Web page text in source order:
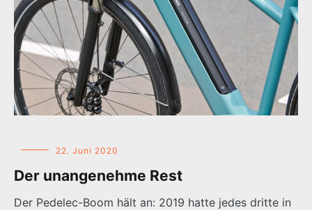
22. Juni 2020
Der unangenehme Rest
Der Pedelec-Boom hält an: 2019 hatte jedes dritte in